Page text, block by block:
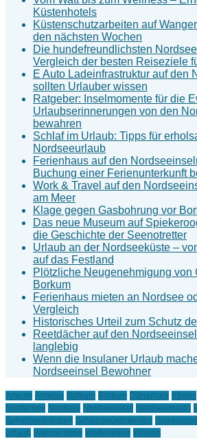
Küstenhotels
Küstenschutzarbeiten auf
den nächsten Wochen
Die hundefreundlichsten
Vergleich der besten Reiseziele
E Auto Ladeinfrastruktur auf den
sollten Urlauber wissen
Ratgeber: Inselmomente für die
Urlaubserinnerungen von den
bewahren
Schlaf im Urlaub: Tipps für
Nordseeurlaub
Ferienhaus auf den
Buchung einer Ferienunterkunft
Work & Travel auf den
am Meer
Klage gegen Gasbohrung vor
Das neue Museum auf
die Geschichte der Seenotretter
Urlaub an der Nordseeküste –
auf das Festland
Plötzliche Neugenehmigung von
Borkum
Ferienhaus mieten an Nordsee
Vergleich
Historisches Urteil zum Schutz
Reetdächer auf den
langlebig
Wenn die Insulaner Urlaub
Nordseeinsel Bewohner
Amrum Anreise Baltrum Borkum Dänemark KInder
Norderney Nordsee Nordseeinsel Nordseeinseln
Sehenswürdigkeit Sehenswürdigkeiten Spiekeroog
Urlaub Wangerooge Wattenmeer Wissen